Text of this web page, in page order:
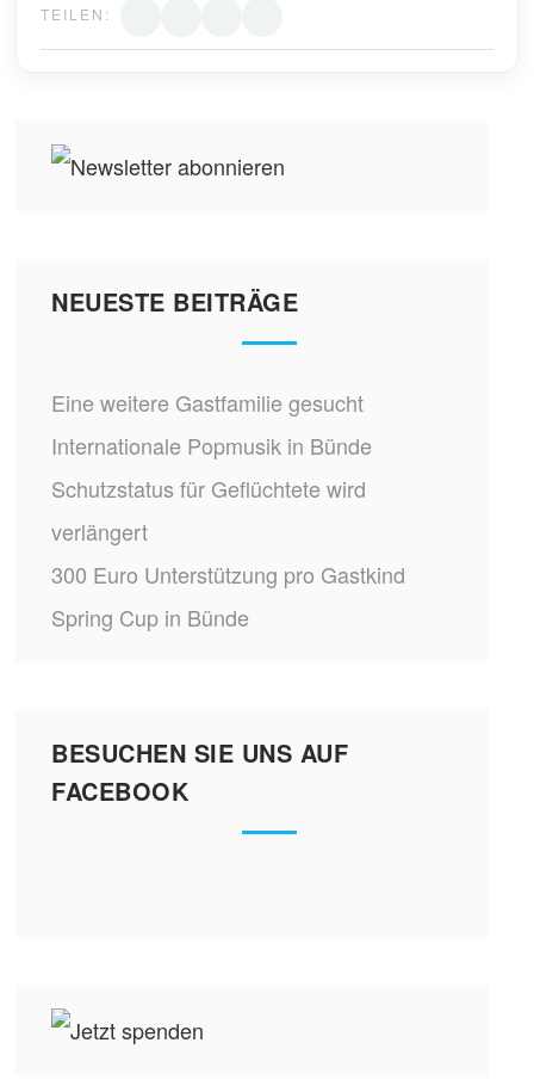
TEILEN:
NEUESTE BEITRÄGE
Eine weitere Gastfamilie gesucht
Internationale Popmusik in Bünde
Schutzstatus für Geflüchtete wird
verlängert
300 Euro Unterstützung pro Gastkind
Spring Cup in Bünde
BESUCHEN SIE UNS AUF
FACEBOOK